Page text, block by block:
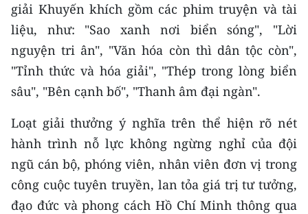
VỀ BÁO NHÂN DÂN
THỜI NAY
NHÂN DÂN CUỐI TUẦN
NHÂN DÂN HẰNG THÁNG
MUA BÁO
ĐỌC BÁO IN
giải Khuyến khích gồm các phim truyện và tài
liệu, như: "Sao xanh nơi biển sóng", "Lời
nguyện tri ân", "Văn hóa còn thì dân tộc còn",
"Tỉnh thức và hóa giải", "Thép trong lòng biển
sâu", "Bên cạnh bố", "Thanh âm đại ngàn".
Loạt giải thưởng ý nghĩa trên thể hiện rõ nét
hành trình nỗ lực không ngừng nghỉ của đội
ngũ cán bộ, phóng viên, nhân viên đơn vị trong
công cuộc tuyên truyền, lan tỏa giá trị tư tưởng,
đạo đức và phong cách Hồ Chí Minh thông qua